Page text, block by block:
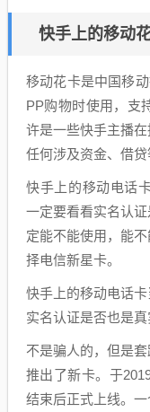
快手上的移动
移动花卡是中国移
PP购物时使用，支
许是一些快手主播在
任何涉及资金、借贷
快手上的移动电话
一定要看看实名认
定能不能使用，能
择电信新星卡。
快手上的移动电话
实名认证是否也是真
不是骗人的，但是
推出了新卡。于
结束后正式上线。